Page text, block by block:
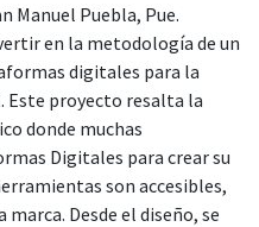
Manuel Puebla, Pue.
en la metodología de un
digitales para la
Este proyecto resalta la
donde muchas
Digitales para crear su
son accesibles,
Desde el diseño, se